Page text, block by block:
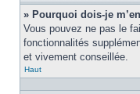
» Pourquoi dois-je
Vous pouvez ne pas le
fonctionnalités
et vivement conseillée.
Haut